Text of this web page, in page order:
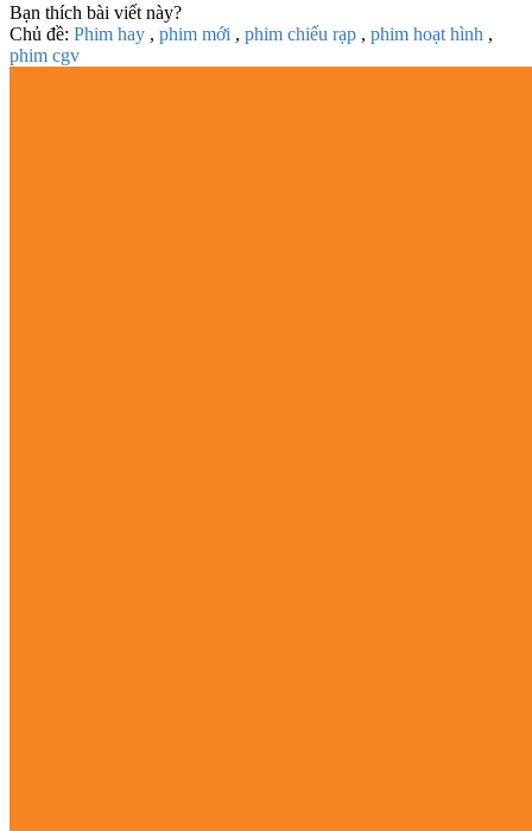
Bạn thích bài viết này?
Chủ đề: Phim hay , phim mới , phim chiếu rạp , phim hoạt hình ,
phim cgv